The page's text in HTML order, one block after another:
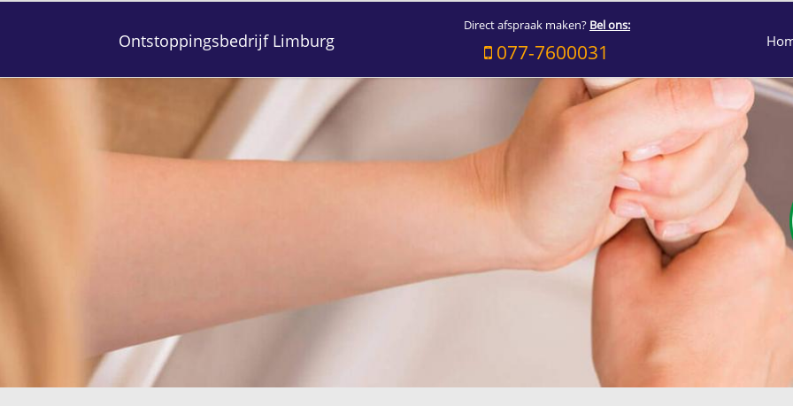
Ontstoppingsbedrijf Limburg
Direct afspraak maken? Bel ons:
077-7600031